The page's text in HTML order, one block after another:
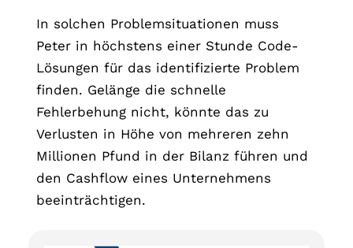
In solchen Problemsituationen muss
Peter in höchstens einer Stunde Code-
Lösungen für das identifizierte Problem
finden. Gelänge die schnelle
Fehlerbehung nicht, könnte das zu
Verlusten in Höhe von mehreren zehn
Millionen Pfund in der Bilanz führen und
den Cashflow eines Unternehmens
beeinträchtigen.